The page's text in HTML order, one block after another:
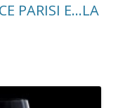
PARISI E…LA